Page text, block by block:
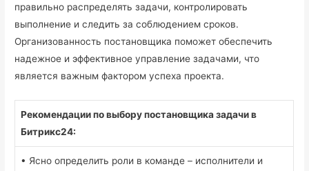
правильно распределять задачи, контролировать
выполнение и следить за соблюдением сроков.
Организованность постановщика поможет обеспечить
надежное и эффективное управление задачами, что
является важным фактором успеха проекта.
Рекомендации по выбору постановщика задачи в
Битрикс24:
• Ясно определить роли в команде – исполнители и